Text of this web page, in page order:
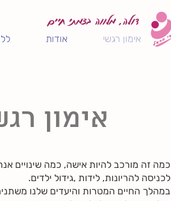
דולה, מלווה בצמתי חיים
אימון רגשי אודות
אימון
כמה זה מורכב להיות אישה, כמה שינויים
לכניסה להריונות, לידות ,גידול ילדים.
במהלך החיים המטרות והיעדים שלנו